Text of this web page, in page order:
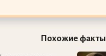
Похожие факты